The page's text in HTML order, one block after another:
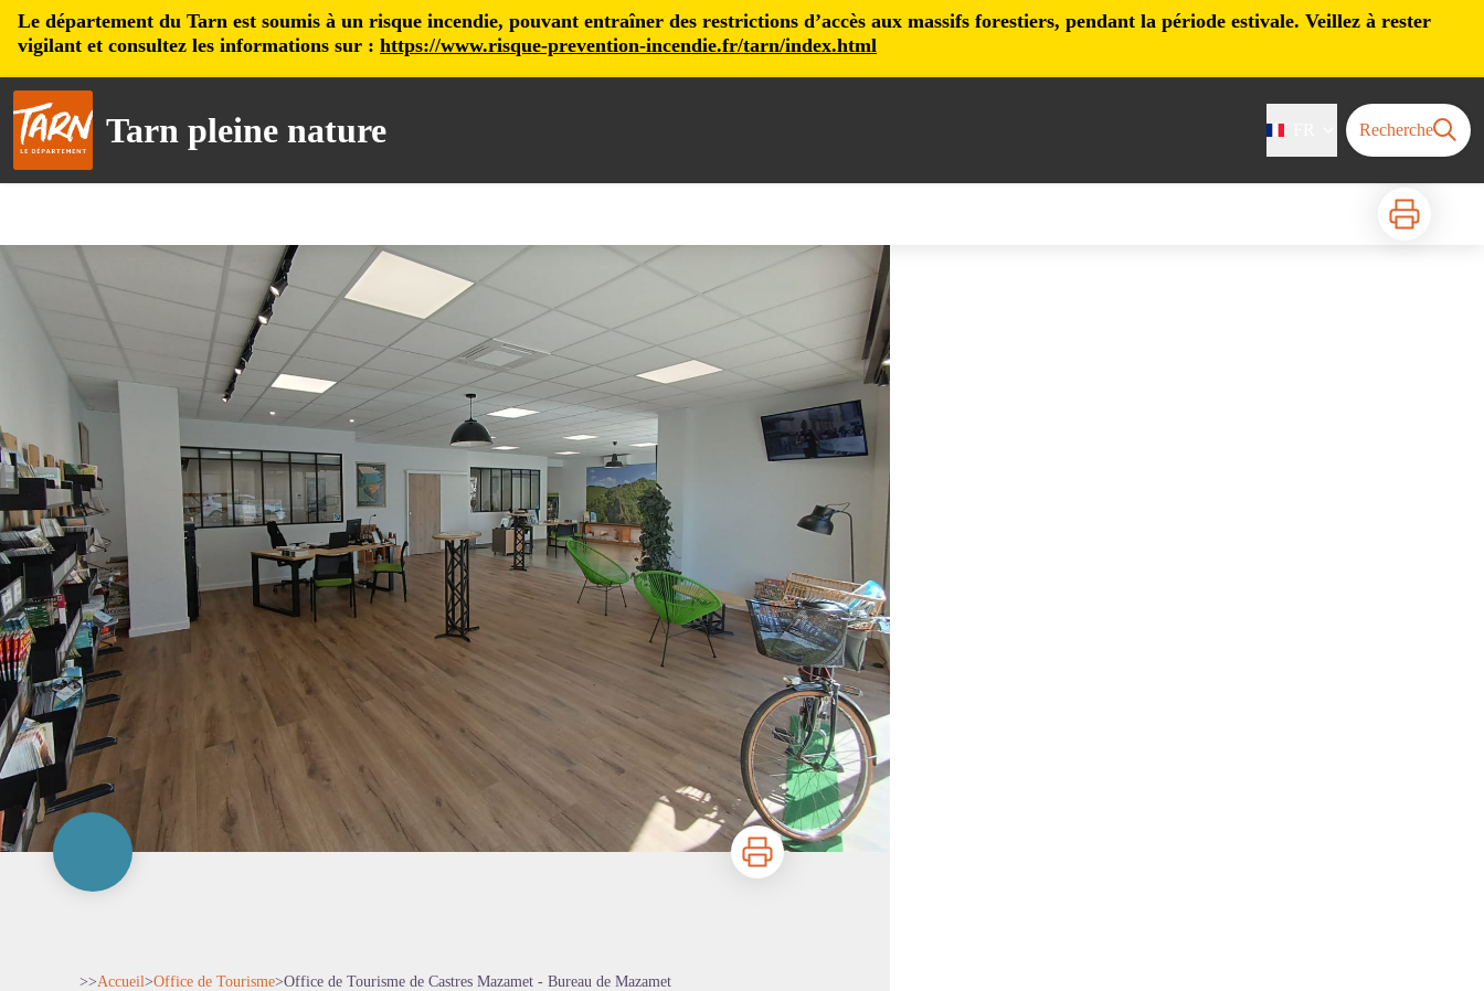
Le département du Tarn est soumis à un risque incendie, pouvant entraîner des restrictions d’accès aux massifs forestiers, pendant la période estivale. Veillez à rester
vigilant et consultez les informations sur : https://www.risque-prevention-incendie.fr/tarn/index.html
Tarn pleine nature Recherche
Imprimer
Imprimer
>>Accueil>Office de Tourisme>Office de Tourisme de Castres Mazamet - Bureau de Mazamet